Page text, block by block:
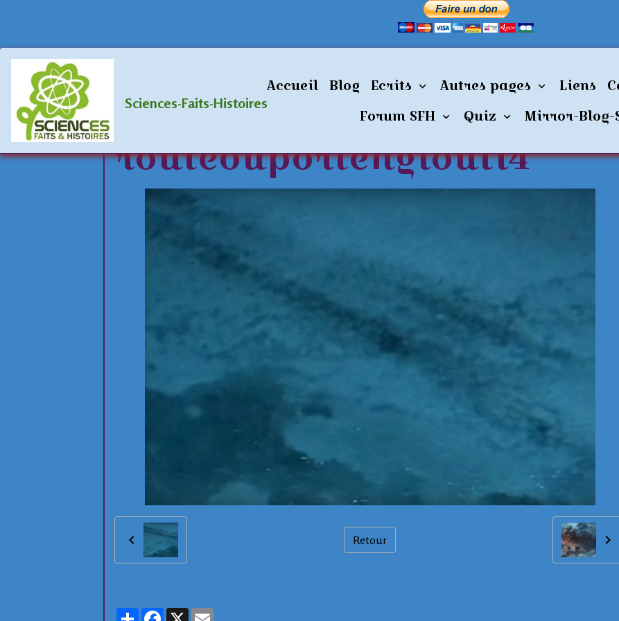
Sciences-Faits-Histoires
Accueil Blog Ecrits Autres pages Liens
Forum SFH
Quiz Mirror-Blog-
Cités englouties Bimini-routeouportenglouti4
Bimini-
routeouportenglouti4
Retour
PartagerFacebook
X